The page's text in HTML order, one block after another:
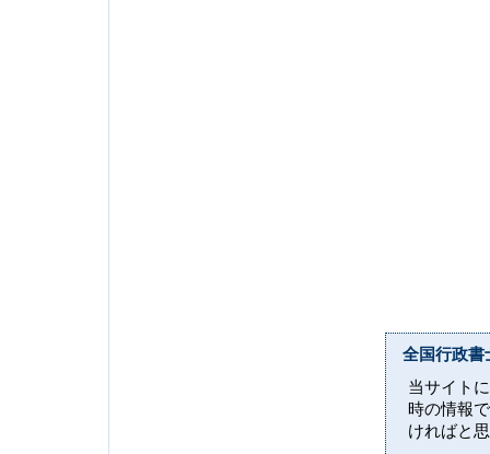
全国行政書
当サイト
時の情報
ければと